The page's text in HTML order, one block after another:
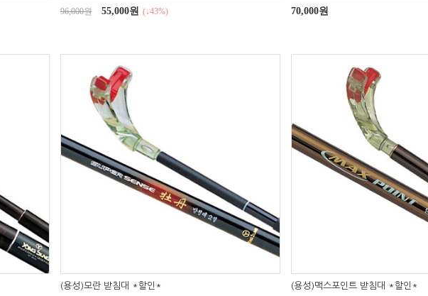
96,000원 55,000원 (↓43%) 70,000원
(용성)모란 받침대 *할인* (용성)맥스포인트 받침대 *할인*